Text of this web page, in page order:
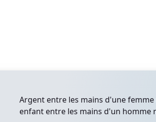
Argent entre les mains d'une femme
enfant entre les mains d'un homme